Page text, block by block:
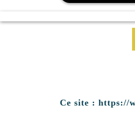
Ce site : https://